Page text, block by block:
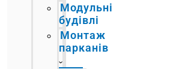
Модульні
будівлі
Монтаж
парканів